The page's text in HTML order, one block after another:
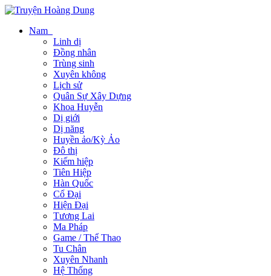
Nam
Linh dị
Đồng nhân
Trùng sinh
Xuyên không
Lịch sử
Quân Sự Xây Dựng
Khoa Huyễn
Dị giới
Dị năng
Huyền ảo/Kỳ Ảo
Đô thị
Kiếm hiệp
Tiên Hiệp
Hàn Quốc
Cổ Đại
Hiện Đại
Tương Lai
Ma Pháp
Game / Thể Thao
Tu Chân
Xuyên Nhanh
Hệ Thống